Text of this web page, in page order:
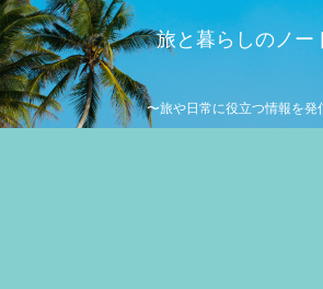
旅と暮らしのノー
〜旅や日常に役立つ情報を発